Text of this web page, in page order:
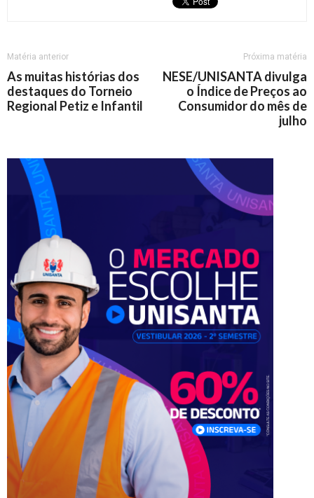
Matéria anterior
As muitas histórias dos
destaques do Torneio
Regional Petiz e Infantil
Próxima matéria
NESE/UNISANTA divulga
o Índice de Preços ao
Consumidor do mês de
julho